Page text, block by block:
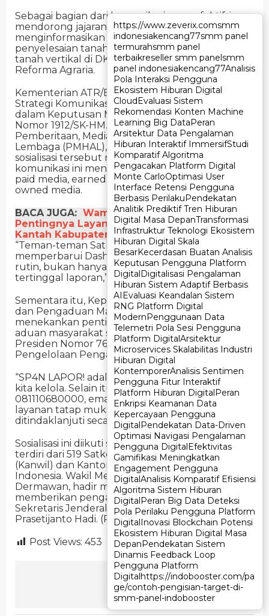
https://www.zeverix.comsmm
indonesiakencang77smm panel
termurahsmm panel
terbaikreseller smm panelsmm
panel indonesiakencang77Analisis
Pola Interaksi Pengguna
Ekosistem Hiburan Digital
CloudEvaluasi Sistem
Rekomendasi Konten Machine
Learning Big DataPeran
Arsitektur Data Pengalaman
Hiburan Interaktif ImmersifStudi
Komparatif Algoritma
Pengacakan Platform Digital
Monte CarloOptimasi User
Interface Retensi Pengguna
Berbasis PerilakuPendekatan
Analitik Prediktif Tren Hiburan
Digital Masa DepanTransformasi
Infrastruktur Teknologi Ekosistem
Hiburan Digital Skala
BesarKecerdasan Buatan Analisis
Keputusan Pengguna Platform
DigitalDigitalisasi Pengalaman
Hiburan Sistem Adaptif Berbasis
AIEvaluasi Keandalan Sistem
RNG Platform Digital
ModernPenggunaan Data
Telemetri Pola Sesi Pengguna
Platform DigitalArsitektur
Microservices Skalabilitas Industri
Hiburan Digital
KontemporerAnalisis Sentimen
Pengguna Fitur Interaktif
Platform Hiburan DigitalPeran
Enkripsi Keamanan Data
Kepercayaan Pengguna
DigitalPendekatan Data-Driven
Optimasi Navigasi Pengalaman
Pengguna DigitalEfektivitas
Gamifikasi Meningkatkan
Engagement Pengguna
DigitalAnalisis Komparatif Efisiensi
Algoritma Sistem Hiburan
DigitalPeran Big Data Deteksi
Pola Perilaku Pengguna Platform
DigitalInovasi Blockchain Potensi
Ekosistem Hiburan Digital Masa
DepanPendekatan Sistem
Dinamis Feedback Loop
Pengguna Platform
Digitalhttps://indobooster.com/pa
ge/contoh-pengisian-target-di-
smm-panel-indobooster
https://www.zeverix.comsmm
indonesiakencang77smm panel
termurahsmm panel
terbaikreseller smm panelsmm
panel indonesiakencang77Analisis
Pola Interaksi Pengguna
Ekosistem Hiburan Digital
CloudEvaluasi Sistem
Rekomendasi Konten Machine
Learning Big DataPeran
Arsitektur Data Pengalaman
Hiburan Interaktif ImmersifStudi
Komparatif Algoritma
Pengacakan Platform Digital
Monte CarloOptimasi User
Interface Retensi Pengguna
Berbasis PerilakuPendekatan
Analitik Prediktif Tren Hiburan
Digital Masa DepanTransformasi
Infrastruktur Teknologi Ekosistem
Hiburan Digital Skala
BesarKecerdasan Buatan Analisis
Keputusan Pengguna Platform
DigitalDigitalisasi Pengalaman
Hiburan Sistem Adaptif Berbasis
AIEvaluasi Keandalan Sistem
RNG Platform Digital
ModernPenggunaan Data
Telemetri Pola Sesi Pengguna
Platform DigitalArsitektur
Microservices Skalabilitas Industri
Hiburan Digital
KontemporerAnalisis Sentimen
Pengguna Fitur Interaktif
Platform Hiburan DigitalPeran
Enkripsi Keamanan Data
Kepercayaan Pengguna
DigitalPendekatan Data-Driven
Optimasi Navigasi Pengalaman
Pengguna DigitalEfektivitas
Gamifikasi Meningkatkan
Engagement Pengguna
DigitalAnalisis Komparatif Efisiensi
Algoritma Sistem Hiburan
DigitalPeran Big Data Deteksi
Pola Perilaku Pengguna Platform
DigitalInovasi Blockchain Potensi
Ekosistem Hiburan Digital Masa
DepanPendekatan Sistem
Dinamis Feedback Loop
Pengguna Platform
Digitalhttps://indobooster.com/pa
ge/contoh-pengisian-target-di-
smm-panel-indobooster
Sebagai bagian dari komunikasi yang efektif, ia
mendorong jajaran Humas untuk aktif
menginformasikan capaian program seperti
penyelesaian tanah tutupan Jepang, konsolidasi
tanah vertikal di DKI Jakarta, serta pelaksanaan
Reforma Agraria.
Kementerian ATR/BPN sendiri telah menyusun
Strategi Komunikasi Publik yang dituangkan
dalam Keputusan Menteri ATR/Kepala BPN
Nomor 1912/SK-HM.02/X/2024. Kepala Bagian
Pemberitaan, Media, dan Hubungan Antar
Lembaga (PMHAL), Bagas Agung Wibowo, dalam
sosialisasi tersebut menjelaskan bahwa strategi
komunikasi ini mencakup empat model utama:
paid media, earned media, shared media, dan
owned media.
BACA JUGA: Wamen ATR/BPN Tegaskan
Pentingnya Layanan Cepat dan Teliti di
Kantah Kabupaten Semarang
“Teman-teman Satker diminta untuk mengisi dan
memperbarui Dashboard EKSISTENSI secara
rutin, bukan hanya sekali sebulan agar tidak
tertinggal laporan,” tegas Bagas.
Sementara itu, Kepala Bagian Informasi Publik
dan Pengaduan Masyarakat, Adhi Maskawan,
menekankan pentingnya pengelolaan saluran
aduan masyarakat sesuai amanat Peraturan
Presiden Nomor 76 Tahun 2014 tentang
Pengelolaan Pengaduan Pelayanan Publik.
“SP4N LAPOR! adalah kanal utama yang wajib
kita kelola. Selain itu, ada juga hotline
081110680000, email resmi, loket persuratan, dan
layanan tatap muka. Semua aduan harus
ditindaklanjuti secara responsif,” ujarnya.
Sosialisasi ini diikuti sekitar 1.000 peserta yang
terdiri dari 519 Satker, termasuk Kantor Wilayah
(Kanwil) dan Kantor Pertanahan (Kantah) se-
Indonesia. Wakil Menteri ATR/Waka BPN, Ossy
Dermawan, hadir membuka kegiatan dan
memberikan pengarahan awal. Turut hadir pula
Sekretaris Jenderal Kementerian ATR/BPN, Pudji
Prasetijanto Hadi. (PUTRI)
Post Views: 453
Ikuti Kami